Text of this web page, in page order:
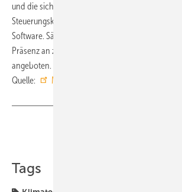
und die sichere Handhabung sowie Einrichtung
Steuerungskomponenten inklusive des Umgangs
Software. Sämtliche Veranstaltungen werden
Präsenz an zehn unterschiedlichen Standorten in
angeboten. ■
Quelle:
Mitsubishi Electric
Tags